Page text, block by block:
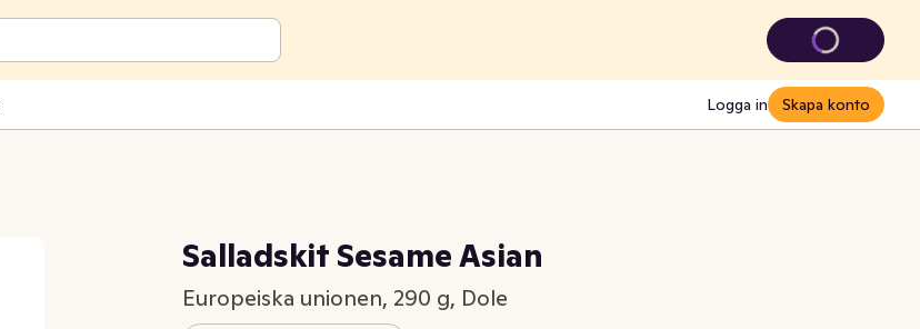
Logga in Skapa konto
Salladskit Sesame Asian
Europeiska unionen, 290 g, Dole